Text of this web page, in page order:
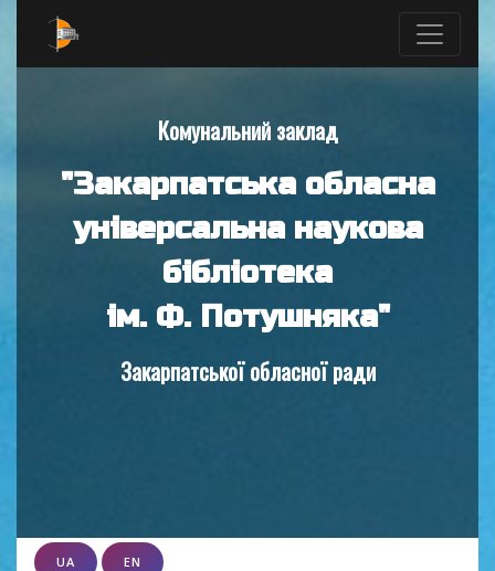
Комунальний заклад
"Закарпатська обласна
універсальна наукова
бібліотека
ім. Ф. Потушняка"
Закарпатської обласної ради
UA EN